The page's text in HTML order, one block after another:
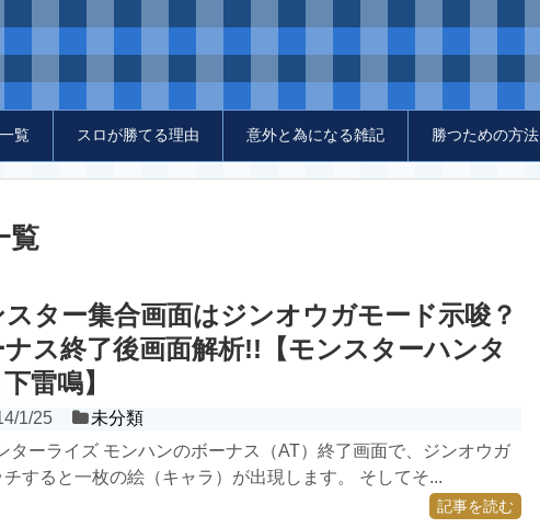
覧 スロが勝てる理由 意外と為になる雑記 勝つための方法
覧
ター集合画面はジンオウガモード示唆？
ス終了後画面解析!!【モンスターハンタ
雷鳴】
1/25
未分類
ターライズ モンハンのボーナス（AT）終了画面で、ジンオウガ
チすると一枚の絵（キャラ）が出現します。 そしてそ...
記事を読む